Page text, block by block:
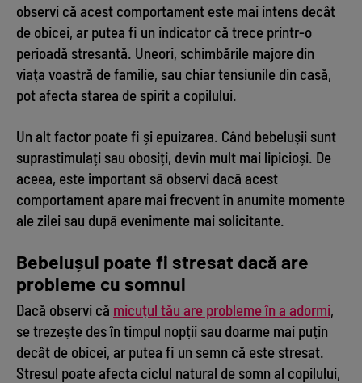
observi că acest comportament este mai intens decât
de obicei, ar putea fi un indicator că trece printr-o
perioadă stresantă. Uneori, schimbările majore din
viața voastră de familie, sau chiar tensiunile din casă,
pot afecta starea de spirit a copilului.
Un alt factor poate fi și epuizarea. Când bebelușii sunt
suprastimulați sau obosiți, devin mult mai lipicioși. De
aceea, este important să observi dacă acest
comportament apare mai frecvent în anumite momente
ale zilei sau după evenimente mai solicitante.
Bebelușul poate fi stresat dacă are
probleme cu somnul
Dacă observi că micuțul tău are probleme în a adormi,
se trezește des în timpul nopții sau doarme mai puțin
decât de obicei, ar putea fi un semn că este stresat.
Stresul poate afecta ciclul natural de somn al copilului,